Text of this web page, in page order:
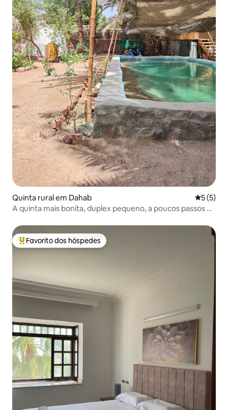
Quinta rural em Dahab
5 (5)
A quinta mais bonita, duplex pequeno, a poucos passos da
Favoritos dos hóspedes mais apreciados
Favorito dos hóspedes